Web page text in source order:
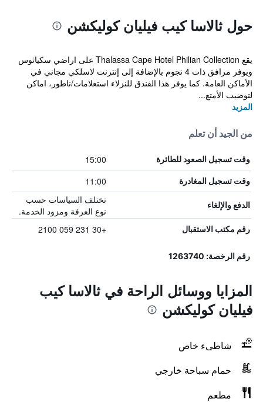
حول ثالاسا كيب فيليان كوليكشن
يقع Thalassa Cape Hotel Philian Collection على اراضي سكياثوس
ويوفر مرافق ذات 4 نجوم بالإضافة إلى إنترنت لاسلكي مجاني في
الأماكن العامة. كما يوفر هذا الفندق للنزلاء استعلامات/ناطور، اماكن
لتوضيب الأمتع...
المزيد
من الجيد أن تعلم
وقت تسجيل الصعود للطائرة 15:00
وقت تسجيل المغادرة 11:00
الدفع والإلغاء
تختلف السياسات حسب
نوع الغرفة ومزود الخدمة.
رقم مكتب الاستقبال +30 231 059 2100
رقم الرخصة: 1263740
المزايا ووسائل الراحة في ثالاسا كيب
فيليان كوليكشن
شاطىء خاص
حمام سباحة خارجي
مطعم